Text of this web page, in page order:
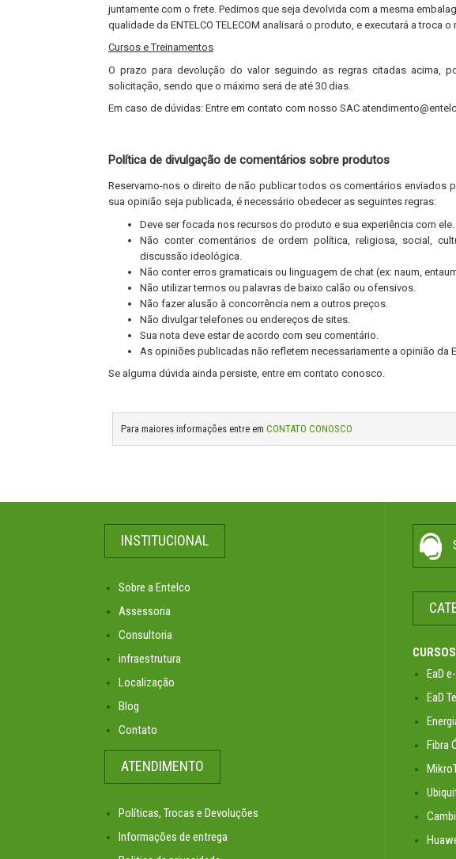
juntamente com o frete. Pedimos que seja devolvida com a mesma
qualidade da ENTELCO TELECOM analisará o produto, e executará a troca
Cursos e Treinamentos
O prazo para devolução do valor seguindo as regras citadas acima,
solicitação, sendo que o máximo será de até 30 dias.
Em caso de dúvidas: Entre em contato com nosso SAC
Política de divulgação de comentários sobre produtos
Reservamo-nos o direito de não publicar todos os comentários enviados
sua opinião seja publicada, é necessário obedecer as seguintes regras:
Deve ser focada nos recursos do produto e sua experiência com ele.
Não conter comentários de ordem política, religiosa, social,
discussão ideológica.
Não conter erros gramaticais ou linguagem de chat (ex: naum,
Não utilizar termos ou palavras de baixo calão ou ofensivos.
Não fazer alusão à concorrência nem a outros preços.
Não divulgar telefones ou endereços de sites.
Sua nota deve estar de acordo com seu comentário.
As opiniões publicadas não refletem necessariamente a opinião da
Se alguma dúvida ainda persiste, entre em contato conosco.
Para maiores informações entre em CONTATO CONOSCO
INSTITUCIONAL
Sobre a Entelco
Assessoria
Consultoria
infraestrutura
Localização
Blog
Contato
ATENDIMENTO
Políticas, Trocas e Devoluções
Informações de entrega
CURSOS
EaD
EaD
Fibra